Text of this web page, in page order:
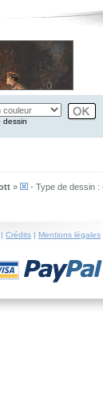
dessin
»
- Type de dessin :
| Crédits | Mentions légales